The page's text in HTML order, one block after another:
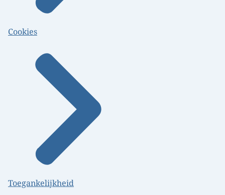
Cookies
Toegankelijkheid